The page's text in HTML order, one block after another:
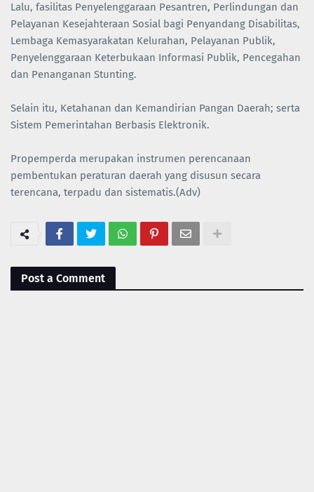
Lalu, fasilitas Penyelenggaraan Pesantren, Perlindungan dan
Pelayanan Kesejahteraan Sosial bagi Penyandang Disabilitas,
Lembaga Kemasyarakatan Kelurahan, Pelayanan Publik,
Penyelenggaraan Keterbukaan Informasi Publik, Pencegahan
dan Penanganan Stunting.
Selain itu, Ketahanan dan Kemandirian Pangan Daerah; serta
Sistem Pemerintahan Berbasis Elektronik.
Propemperda merupakan instrumen perencanaan
pembentukan peraturan daerah yang disusun secara
terencana, terpadu dan sistematis.(Adv)
Post a Comment